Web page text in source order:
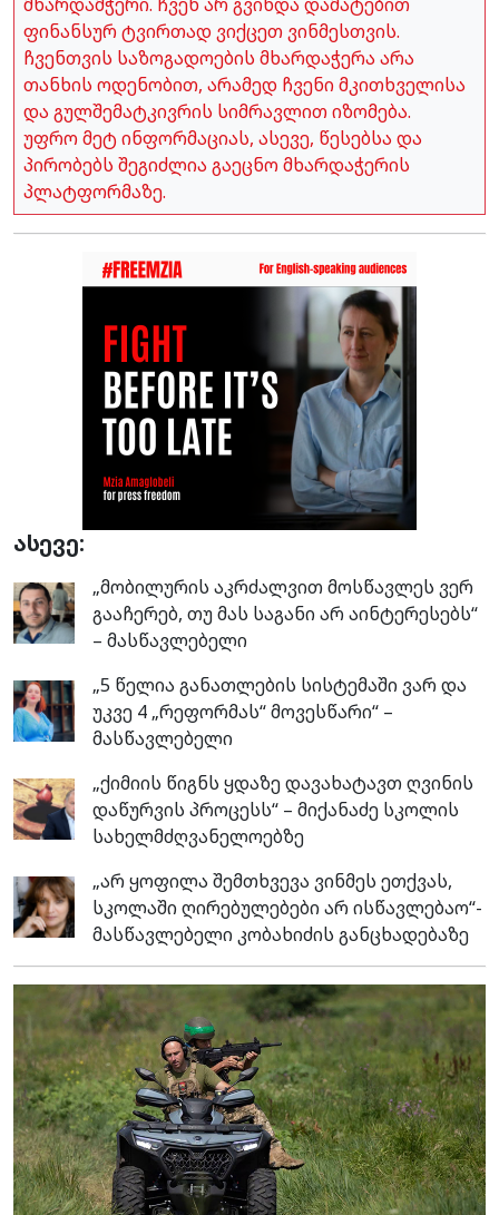
ფინანსურ ტვირთად ვიქცეთ ვინმესთვის.
ჩვენთვის საზოგადოების მხარდაჭერა არა
თანხის ოდენობით, არამედ ჩვენი მკითხველისა
და გულშემატკივრის სიმრავლით იზომება.
უფრო მეტ ინფორმაციას, ასევე, წესებსა და
პირობებს შეგიძლია გაეცნო მხარდაჭერის
პლატფორმაზე.
ასევე:
„მობილურის აკრძალვით მოსწავლეს ვერ
გააჩერებ, თუ მას საგანი არ აინტერესებს“
– მასწავლებელი
„5 წელია განათლების სისტემაში ვარ და
უკვე 4 „რეფორმას“ მოვესწარი“ –
მასწავლებელი
„ქიმიის წიგნს ყდაზე დავახატავთ ღვინის
დაწურვის პროცესს“ – მიქანაძე სკოლის
სახელმძღვანელოებზე
„არ ყოფილა შემთხვევა ვინმეს ეთქვას,
სკოლაში ღირებულებები არ ისწავლებაო“-
მასწავლებელი კობახიძის განცხადებაზე